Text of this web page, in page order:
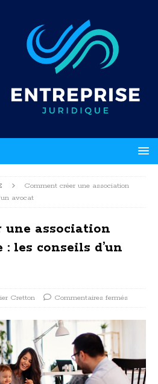
Comment créer une association
avocat
une association
les conseils d’un
Cretton Commentaires fermés